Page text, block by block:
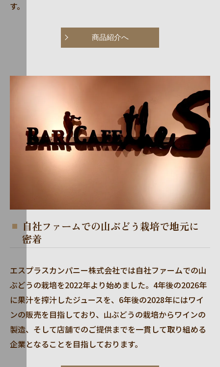
す。
商品紹介へ
自社ファームでの山ぶどう栽培で地元に
密着
エスプラスカンパニー株式会社では自社ファームでの山
ぶどうの栽培を2022年より始めました。4年後の2026年
に果汁を搾汁したジュースを、6年後の2028年にはワイ
ンの販売を目指しており、山ぶどうの栽培からワインの
製造、そして店舗でのご提供までを一貫して取り組める
企業となることを目指しております。